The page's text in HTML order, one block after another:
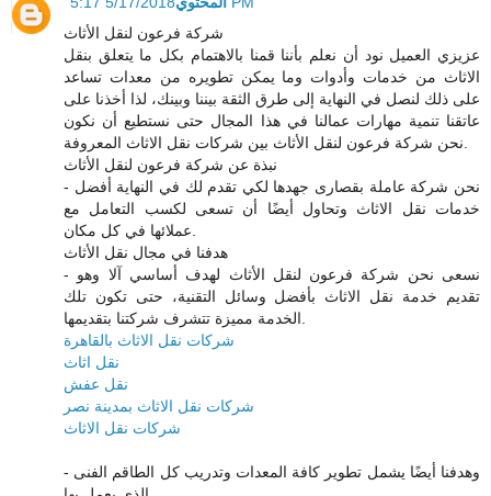
شركة فرعون لنقل الأثاث
عزيزي العميل نود أن نعلم بأننا قمنا بالاهتمام بكل ما يتعلق بنقل
الاثاث من خدمات وأدوات وما يمكن تطويره من معدات تساعد
على ذلك لنصل في النهاية إلى طرق الثقة بيننا وبينك، لذا أخذنا على
عاتقنا تنمية مهارات عمالنا في هذا المجال حتى نستطيع أن نكون
نبذة عن شركة فرعون لنقل الأثاث
- نحن شركة عاملة بقصارى جهدها لكي تقدم لك في النهاية أفضل
خدمات نقل الاثاث وتحاول أيضًا أن تسعى لكسب التعامل مع
هدفنا في مجال نقل الأثاث
- نسعى نحن شركة فرعون لنقل الأثاث لهدف أساسي آلا وهو
تقديم خدمة نقل الاثاث بأفضل وسائل التقنية، حتى تكون تلك
شركات نقل الاثاث بالقاهرة
نقل اثاث
نقل عفش
شركات نقل الاثاث بمدينة نصر
شركات نقل الاثاث
- وهدفنا أيضًا يشمل تطوير كافة المعدات وتدريب كل الطاقم الفنى